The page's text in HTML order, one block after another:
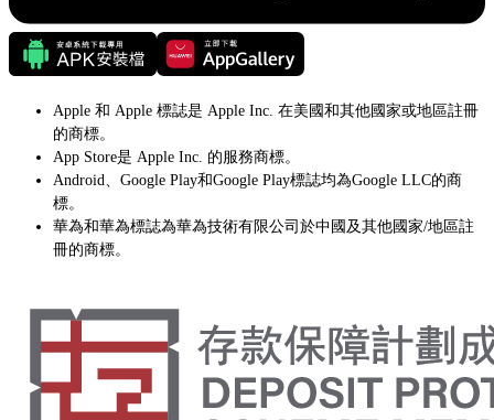
Apple 和 Apple 標誌是 Apple Inc. 在美國和其他國家或地區註冊
的商標。
App Store是 Apple Inc. 的服務商標。
Android、Google Play和Google Play標誌均為Google LLC的商
標。
華為和華為標誌為華為技術有限公司於中國及其他國家/地區註
冊的商標。